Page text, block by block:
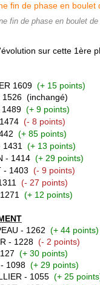
fin de phase en boulet de
sur cette 1ère
1609 (+ 15 points)
1526 (inchangé)
1489 (+ 9 points)
(- 8 points)
(+ 85 points)
1431 (+ 13 points)
- 1414 (+ 29 points)
- 1403 (- 9 points)
(- 27 points)
(+ 12 points)
- 1262 (+ 44 points)
- 1228 (- 2 points)
(+ 30 points)
1098 (+ 29 points)
- 1055 (+ 25